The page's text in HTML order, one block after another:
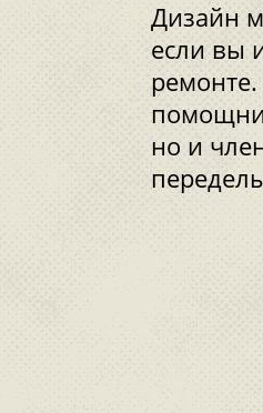
Дизайн
если вы
но и